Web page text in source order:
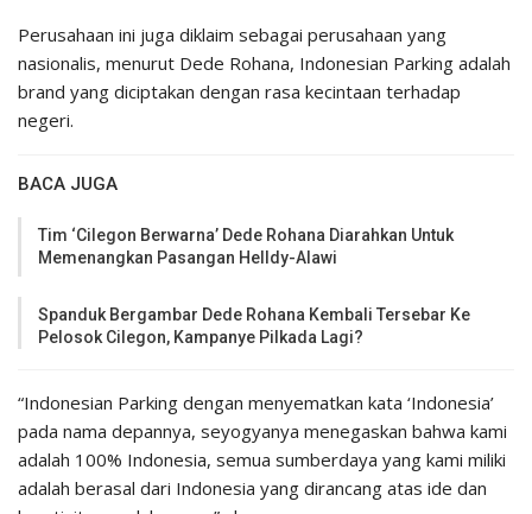
Perusahaan ini juga diklaim sebagai perusahaan yang
nasionalis, menurut Dede Rohana, Indonesian Parking adalah
brand yang diciptakan dengan rasa kecintaan terhadap
negeri.
BACA JUGA
Tim ‘Cilegon Berwarna’ Dede Rohana Diarahkan Untuk
Memenangkan Pasangan Helldy-Alawi
Spanduk Bergambar Dede Rohana Kembali Tersebar Ke
Pelosok Cilegon, Kampanye Pilkada Lagi?
“Indonesian Parking dengan menyematkan kata ‘Indonesia’
pada nama depannya, seyogyanya menegaskan bahwa kami
adalah 100% Indonesia, semua sumberdaya yang kami miliki
adalah berasal dari Indonesia yang dirancang atas ide dan